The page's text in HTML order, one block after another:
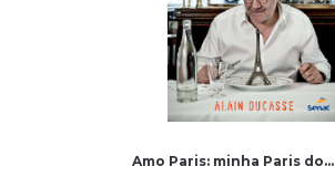
Amo Paris: minha Paris do…